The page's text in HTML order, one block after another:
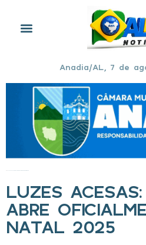
Anadia/AL, 7 de
LUZES
ABRE
NATAL 2025